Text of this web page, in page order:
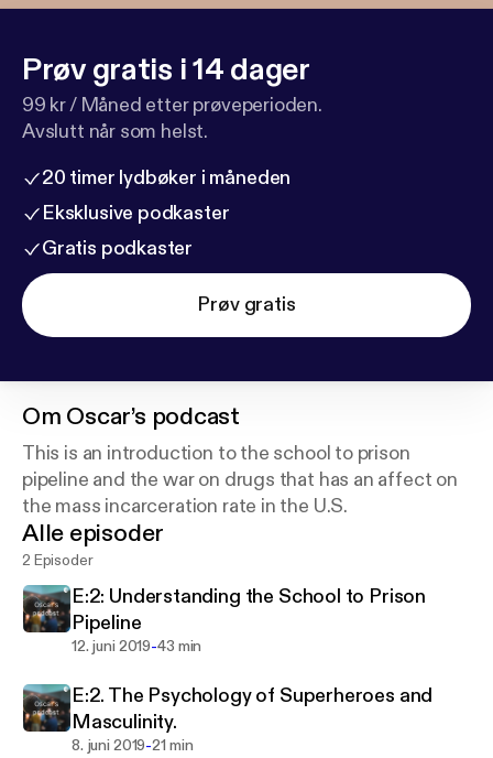
Prøv gratis i 14 dager
99 kr / Måned etter prøveperioden.
Avslutt når som helst.
20 timer lydbøker i måneden
Eksklusive podkaster
Gratis podkaster
Prøv gratis
Om Oscar’s podcast
This is an introduction to the school to prison
pipeline and the war on drugs that has an affect on
the mass incarceration rate in the U.S.
Alle episoder
2 Episoder
E:2: Understanding the School to Prison
Pipeline
12. juni 2019-43 min
E:2. The Psychology of Superheroes and
Masculinity.
8. juni 2019-21 min